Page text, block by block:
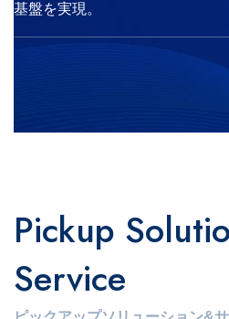
基盤を実現。
Pickup
Service